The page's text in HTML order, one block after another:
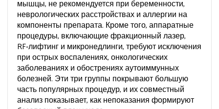
мышцы, не рекомендуется при беременности,
неврологических расстройствах и аллергии на
компоненты препарата. Кроме того,аппаратные
процедуры, включающие фракционный лазер,
RF‑лифтинг и микронедлинги, требуют исключения
при острых воспалениях, онкологических
заболеваниях и обострениях аутоиммунных
болезней. Эти три группы покрывают большую
часть популярных процедур, и их совместный
анализ показывает, как непоказания формируют